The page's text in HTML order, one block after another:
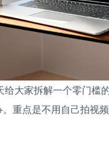
大家拆解一个零门槛
重点是不用自己拍视